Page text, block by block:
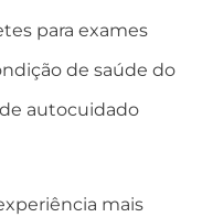
para exames
de saúde do
autocuidado
mais